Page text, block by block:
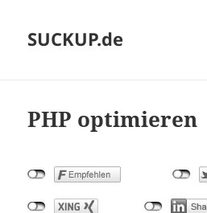
SUCKUP.de
PHP optimieren